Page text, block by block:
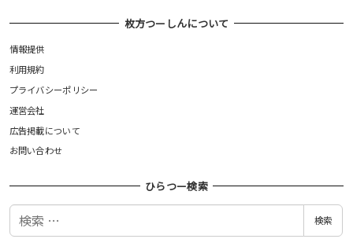
枚方つーしんについて
情報提供
利用規約
プライバシーポリシー
運営会社
広告掲載について
お問い合わせ
ひらつー検索
検
検索